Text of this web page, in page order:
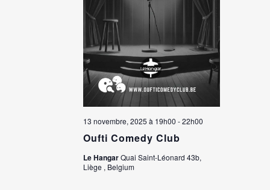
Oufti Comedy Club
13 novembre, 2025 à 19h00 -22h00
Le HangarQuai Saint-Léonard 43b,
Liège , Belgium